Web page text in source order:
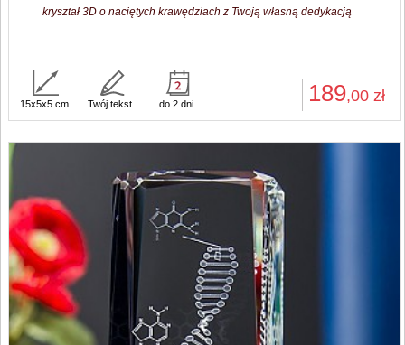
kryształ 3D o naciętych krawędziach z Twoją własną dedykacją
189,00 zł
15x5x5 cm Twój tekst do 2 dni